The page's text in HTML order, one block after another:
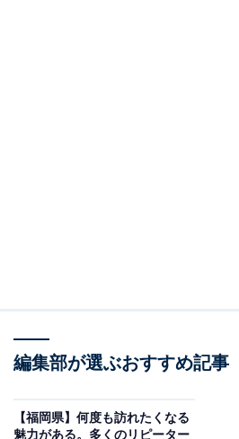
編集部が選ぶおすすめ記事
【福岡県】何度も訪れたくなる
魅力がある。多くのリピーター